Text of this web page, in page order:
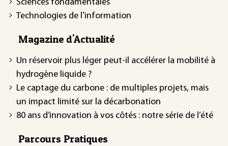
Sciences fondamentales
Technologies de l'information
Magazine d'Actualité
Un réservoir plus léger peut-il accélérer la mobilité à
hydrogène liquide ?
Le captage du carbone : de multiples projets, mais
un impact limité sur la décarbonation
80 ans d’innovation à vos côtés : notre série de l’été
Parcours Pratiques